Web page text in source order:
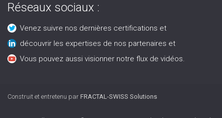
Réseaux sociaux :
Venez suivre nos dernières certifications et
découvrir les expertises de nos partenaires et
Vous pouvez aussi visionner notre flux de vidéos.
Construit et entretenu par FRACTAL-SWISS Solutions